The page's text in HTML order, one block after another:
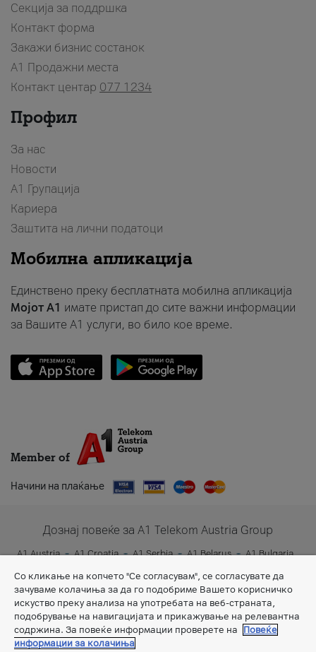
Секција за поддршка
Контакт форма
Закажи бизнис состанок
A1 Продажни места
Контакт центар 077 1234
Профил
За нас
Новости
А1 Групација
Кариера
Заштита на лични податоци
Мобилна апликација
Единствено преку бесплатната мобилна апликација
Мојот A1 имате пристап до сите важни информации
за Вашите A1 услуги, во било кое време.
Member of
Начини на плаќање
Дознај повеќе за A1 Telekom Austria Group
A1 Austria A1 Croatia A1 Serbia A1 Belarus
A1 Bulgaria
A1 Slovenia
A1 Digital
Со кликање на копчето "Се согласувам", се согласувате да
зачуваме колачиња за да го подобриме Вашето корисничко
искуство преку анализа на употребата на веб-страната,
подобрување на навигацијата и прикажување на релевантна
содржина. За повеќе информации проверете на
Повеќе
информации за колачиња